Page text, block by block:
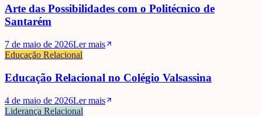
Arte das Possibilidades com o Politécnico de
Santarém
7 de maio de 2026Ler mais
Educação Relacional
Educação Relacional no Colégio Valsassina
4 de maio de 2026Ler mais
Liderança Relacional